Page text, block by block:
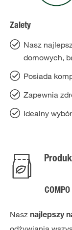
Zalety
Nasz
domowych,
Posiada
Zapewnia
Idealny
Nasz najlepszy